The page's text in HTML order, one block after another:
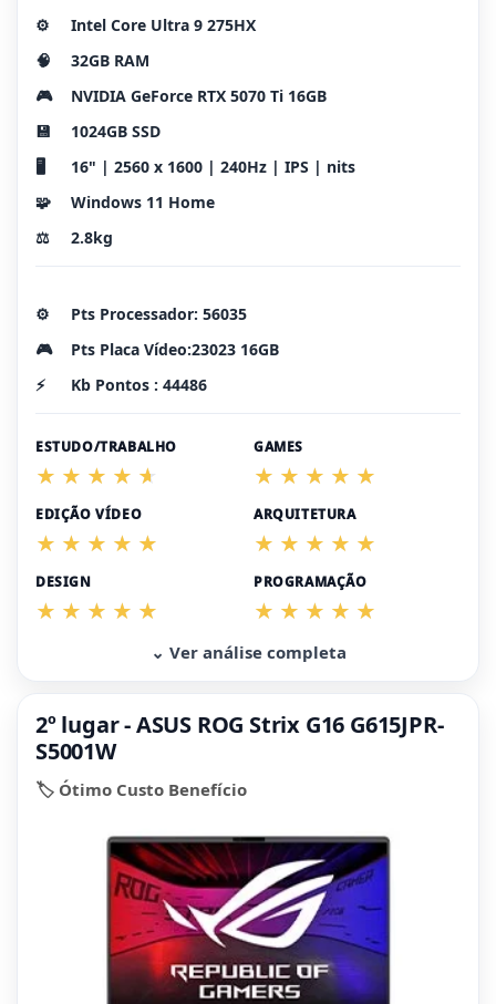
⚙️
Intel Core Ultra 9 275HX
🧠
32GB RAM
🎮
NVIDIA GeForce RTX 5070 Ti 16GB
💾
1024GB SSD
🖥️
16" | 2560 x 1600 | 240Hz | IPS | nits
🧩
Windows 11 Home
⚖️
2.8kg
⚙️
Pts Processador: 56035
🎮
Pts Placa Vídeo:23023 16GB
⚡
Kb Pontos : 44486
ESTUDO/TRABALHO GAMES
EDIÇÃO VÍDEO ARQUITETURA
DESIGN PROGRAMAÇÃO
⌄ Ver análise completa
2º lugar - ASUS ROG Strix G16 G615JPR-
S5001W
🏷️ Ótimo Custo Benefício